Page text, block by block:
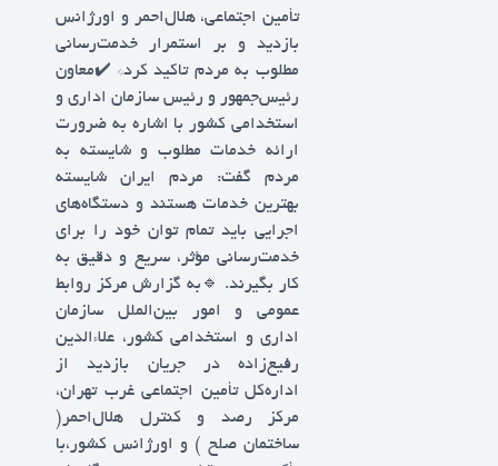
تأمین اجتماعی، هلال‌احمر و اورژانس
بازدید و بر استمرار خدمت‌رسانی
مطلوب به مردم تاکید کرد* ✔️معاون
رئیس‌جمهور و رئیس سازمان اداری و
استخدامی کشور با اشاره به ضرورت
ارائه خدمات مطلوب و شایسته به
مردم گفت: مردم ایران شایسته
بهترین خدمات هستند و دستگاه‌های
اجرایی باید تمام توان خود را برای
خدمت‌رسانی مؤثر، سریع و دقیق به
کار بگیرند. 🔹️به گزارش مرکز روابط
عمومی و امور بین‌الملل سازمان
اداری و استخدامی کشور، علاءالدین
رفیع‌زاده در جریان بازدید از
اداره‌کل تأمین اجتماعی غرب تهران،
مرکز رصد و کنترل هلال‌احمر(
ساختمان صلح ) و اورژانس کشور،با